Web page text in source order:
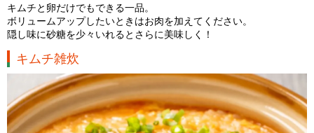
キムチと卵だけでもできる一品。
ボリュームアップしたいときはお肉を加えてください。
隠し味に砂糖を少々いれるとさらに美味しく！
キムチ雑炊